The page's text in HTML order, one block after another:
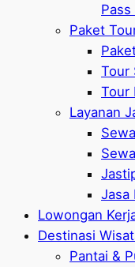
Paket
Tour
Tour
Layanan
Jasa
Lowongan
Destinasi
Pantai &